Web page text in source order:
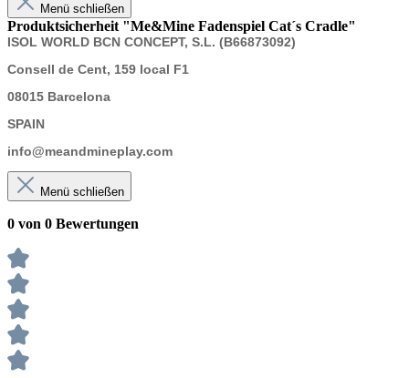
Menü schließen
Produktsicherheit "Me&Mine Fadenspiel Cat´s Cradle"
ISOL WORLD BCN CONCEPT, S.L. (B66873092)
Consell de Cent, 159 local F1
08015 Barcelona
SPAIN
info@meandmineplay.com
Menü schließen
0 von 0 Bewertungen